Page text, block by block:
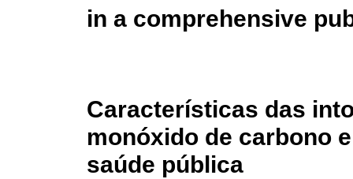
in a comprehensive
Características das
monóxido de carbono
saúde pública